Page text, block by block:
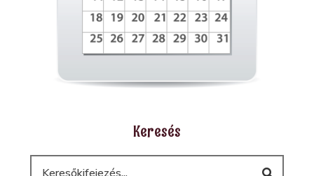
Keresés